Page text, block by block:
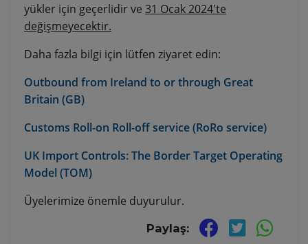
yükler için geçerlidir ve 31 Ocak 2024'te
değişmeyecektir.
Daha fazla bilgi için lütfen ziyaret edin:
Outbound from Ireland to or through Great
Britain (GB)
Customs Roll-on Roll-off service (RoRo service)
UK Import Controls: The Border Target Operating
Model (TOM)
Üyelerimize önemle duyurulur.
Paylaş: